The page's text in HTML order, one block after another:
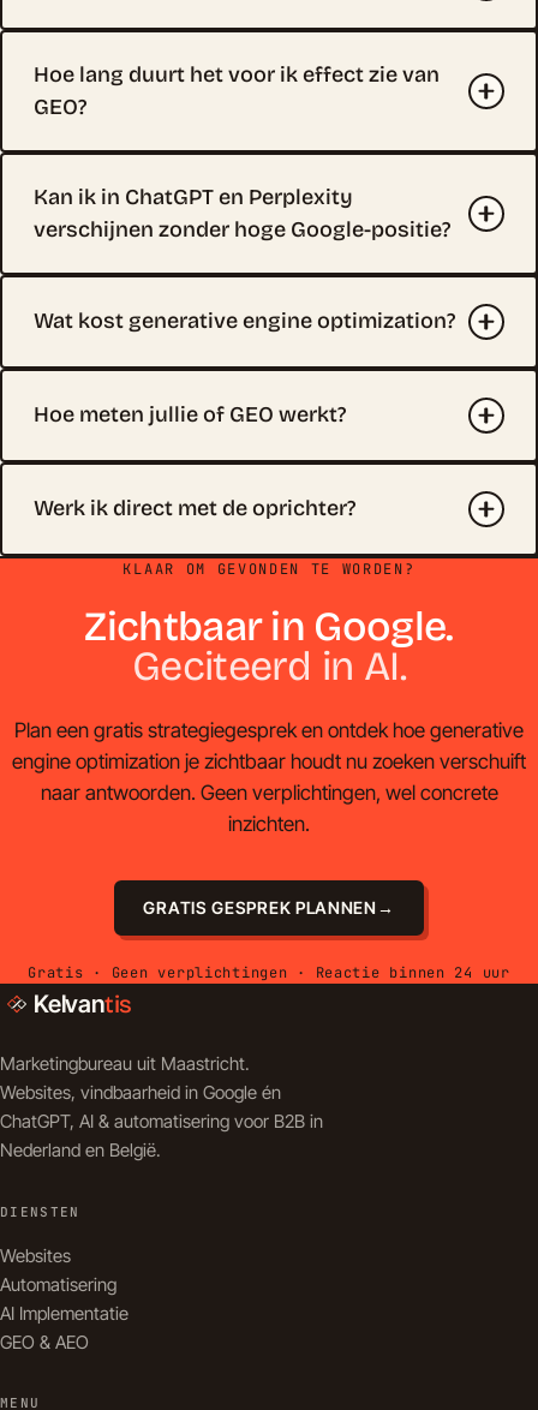
Hoe lang duurt het voor ik effect zie van
GEO?
Kan ik in ChatGPT en Perplexity
verschijnen zonder hoge Google-positie?
Wat kost generative engine optimization?
Hoe meten jullie of GEO werkt?
Werk ik direct met de oprichter?
KLAAR OM GEVONDEN TE WORDEN?
Zichtbaar in Google.
Geciteerd in AI.
Plan een gratis strategiegesprek en ontdek hoe generative
engine optimization je zichtbaar houdt nu zoeken verschuift
naar antwoorden. Geen verplichtingen, wel concrete
inzichten.
GRATIS GESPREK PLANNEN→
Gratis · Geen verplichtingen · Reactie binnen 24 uur
Kelvantis
Marketingbureau uit Maastricht.
Websites, vindbaarheid in Google én
ChatGPT, AI & automatisering voor B2B in
Nederland en België.
DIENSTEN
Websites
Automatisering
AI Implementatie
GEO & AEO
MENU